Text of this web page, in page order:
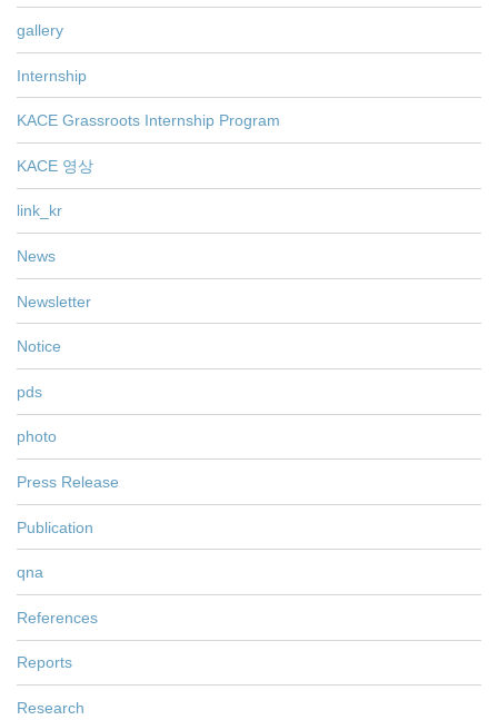
gallery
Internship
KACE Grassroots Internship Program
KACE 영상
link_kr
News
Newsletter
Notice
pds
photo
Press Release
Publication
qna
References
Reports
Research